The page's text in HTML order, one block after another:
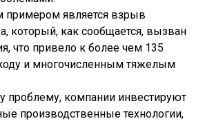
примером является взрыв
который, как сообщается, вызван
что привело к более чем 135
и многочисленным тяжелым
проблему, компании инвестируют
производственные технологии,